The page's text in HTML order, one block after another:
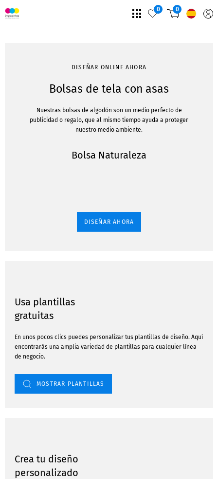
0 0
DISEÑAR ONLINE AHORA
Bolsas de tela con asas
Nuestras bolsas de algodón son un medio perfecto de
publicidad o regalo, que al mismo tiempo ayuda a proteger
nuestro medio ambiente.
Bolsa Naturaleza
DISEÑAR AHORA
Usa plantillas
gratuitas
En unos pocos clics puedes personalizar tus plantillas de diseño. Aquí
encontrarás una amplia variedad de plantillas para cualquier línea
de negocio.
MOSTRAR PLANTILLAS
Crea tu diseño
personalizado